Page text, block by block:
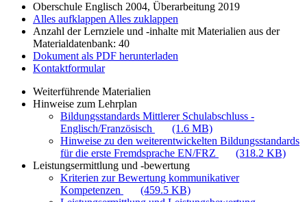
Oberschule Englisch 2004, Überarbeitung 2019
Alles aufklappen Alles zuklappen
Anzahl der Lernziele und -inhalte mit Materialien aus der
Materialdatenbank: 40
Dokument als PDF herunterladen
Kontaktformular
Weiterführende Materialien
Hinweise zum Lehrplan
Bildungsstandards Mittlerer Schulabschluss -
Englisch/Französisch
(1.6 MB)
Hinweise zu den weiterentwickelten Bildungsstandards
für die erste Fremdsprache EN/FRZ
(318.2 KB)
Leistungsermittlung und -bewertung
Kriterien zur Bewertung kommunikativer
Kompetenzen
(459.5 KB)